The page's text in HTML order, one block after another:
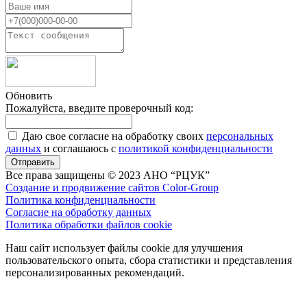
Обновить
Пожалуйста, введите проверочный код:
Даю свое согласие на обработку своих персональных
данных и соглашаюсь с политикой конфиденциальности
Отправить
Все права защищены © 2023 АНО “РЦУК”
Создание и продвижение сайтов Color-Group
Политика конфиденциальности
Согласие на обработку данных
Политика обработки файлов cookie
Наш сайт использует файлы cookie для улучшения
пользовательского опыта, сбора статистики и представления
персонализированных рекомендаций.